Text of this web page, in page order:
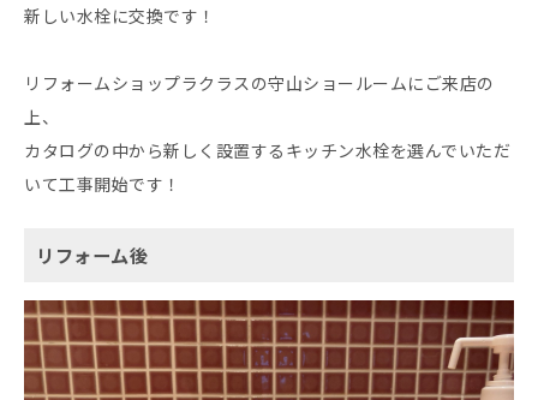
新しい水栓に交換です！
リフォームショップラクラスの守山ショールームにご来店の
上、
カタログの中から新しく設置するキッチン水栓を選んでいただ
いて工事開始です！
リフォーム後